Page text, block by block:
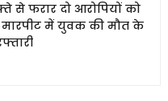
से फरार दो आरोपियों को
मारपीट में युवक की मौत के